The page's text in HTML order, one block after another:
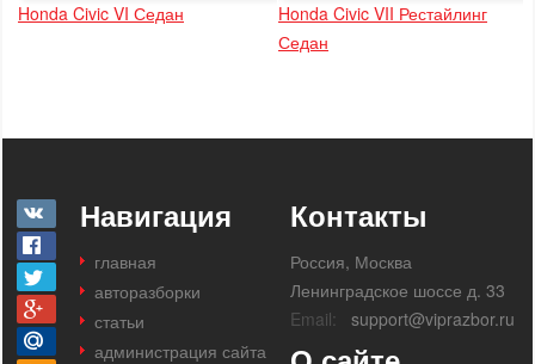
Honda Civic VI Седан
Honda Civic VII Рестайлинг
Седан
Навигация
главная
авторазборки
статьи
администрация сайта
Контакты
Россия, Москва
Ленинградское шоссе д. 33
Email:
support@viprazbor.ru